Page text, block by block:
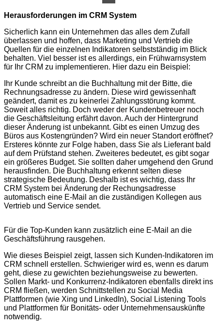
Herausforderungen im CRM System
Sicherlich kann ein Unternehmen das alles dem Zufall
überlassen und hoffen, dass Marketing und Vertrieb die
Quellen für die einzelnen Indikatoren selbstständig im Blick
behalten. Viel besser ist es allerdings, ein Frühwarnsystem
für Ihr CRM zu implementieren. Hier dazu ein Beispiel:
Ihr Kunde schreibt an die Buchhaltung mit der Bitte, die
Rechnungsadresse zu ändern. Diese wird gewissenhaft
geändert, damit es zu keinerlei Zahlungsstörung kommt.
Soweit alles richtig. Doch weder der Kundenbetreuer noch
die Geschäftsleitung erfährt davon. Auch der Hintergrund
dieser Änderung ist unbekannt. Gibt es einen Umzug des
Büros aus Kostengründen? Wird ein neuer Standort eröffnet?
Ersteres könnte zur Folge haben, dass Sie als Lieferant bald
auf dem Prüfstand stehen. Zweiteres bedeutet, es gibt sogar
ein größeres Budget. Sie sollten daher umgehend den Grund
herausfinden. Die Buchhaltung erkennt selten diese
strategische Bedeutung. Deshalb ist es wichtig, dass Ihr
CRM System bei Änderung der Rechungsadresse
automatisch eine E-Mail an die zuständigen Kollegen aus
Vertrieb und Service sendet.
Für die Top-Kunden kann zusätzlich eine E-Mail an die
Geschäftsführung rausgehen.
Wie dieses Beispiel zeigt, lassen sich Kunden-Indikatoren im
CRM schnell erstellen. Schwieriger wird es, wenn es darum
geht, diese zu gewichten beziehungsweise zu bewerten.
Sollen Markt- und Konkurrenz-Indikatoren ebenfalls direkt ins
CRM fließen, werden Schnittstellen zu Social Media
Plattformen (wie Xing und LinkedIn), Social Listening Tools
und Plattformen für Bonitäts- oder Unternehmensauskünfte
notwendig.